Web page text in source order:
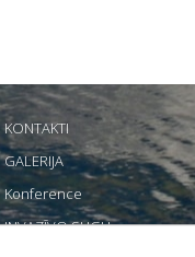
KONTAKTI
GALERIJA
Konference
INVAZĪVO SUGU